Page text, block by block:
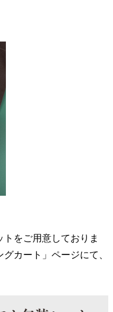
をご用意しておりま
カート」ページにて、